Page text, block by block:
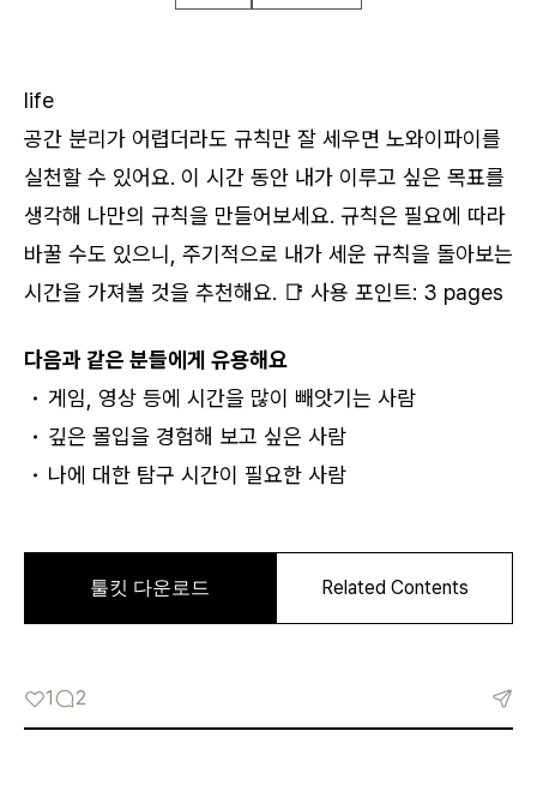
life
공간 분리가 어렵더라도 규칙만 잘 세우면 노와이파이를
실천할 수 있어요. 이 시간 동안 내가 이루고 싶은 목표를
생각해 나만의 규칙을 만들어보세요. 규칙은 필요에 따라
바꿀 수도 있으니, 주기적으로 내가 세운 규칙을 돌아보는
시간을 가져볼 것을 추천해요. 📑 사용 포인트: 3 pages
다음과 같은 분들에게 유용해요
게임, 영상 등에 시간을 많이 빼앗기는 사람
깊은 몰입을 경험해 보고 싶은 사람
나에 대한 탐구 시간이 필요한 사람
1 2
로그인
카카오로 시작하기